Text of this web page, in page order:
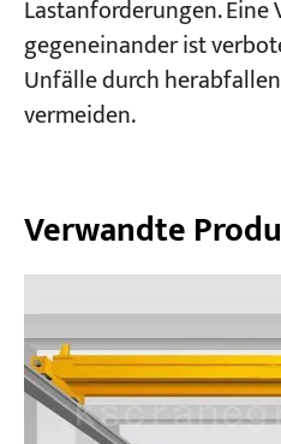
Lastanforderungen. Eine
gegeneinander ist
Unfälle durch
vermeiden.
Verwandte